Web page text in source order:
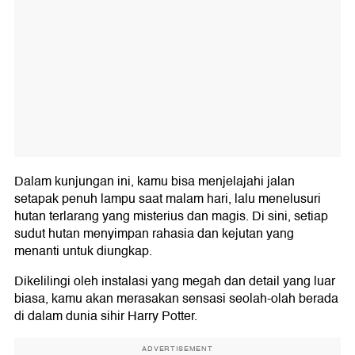
Dalam kunjungan ini, kamu bisa menjelajahi jalan
setapak penuh lampu saat malam hari, lalu menelusuri
hutan terlarang yang misterius dan magis. Di sini, setiap
sudut hutan menyimpan rahasia dan kejutan yang
menanti untuk diungkap.
Dikelilingi oleh instalasi yang megah dan detail yang luar
biasa, kamu akan merasakan sensasi seolah-olah berada
di dalam dunia sihir Harry Potter.
ADVERTISEMENT